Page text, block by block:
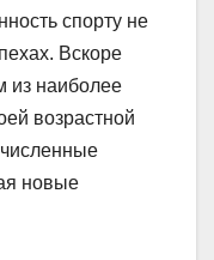
спорту не
Вскоре
из наиболее
возрастной
новые